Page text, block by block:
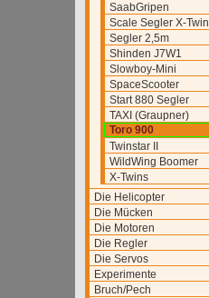
SaabGripen
Scale Segler X-Twin
Segler 2,5m
Shinden J7W1
Slowboy-Mini
SpaceScooter
Start 880 Segler
TAXI (Graupner)
Toro 900
Twinstar II
WildWing Boomer
X-Twins
Die Helicopter
Die Mücken
Die Motoren
Die Regler
Die Servos
Experimente
Bruch/Pech